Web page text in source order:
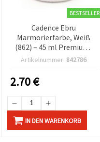
BESTSELLER
Cadence Ebru
Marmorierfarbe, Weiß
(862) – 45 ml Premium-
Bastelfarbe zum
Bastel- & Kunstprojekte
Artikelnummer: 842786
2.70€
IN DEN WARENKORB